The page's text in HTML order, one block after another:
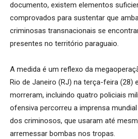
documento, existem elementos
comprovados para sustentar que
criminosas transnacionais se
presentes no território paraguaio.
A medida é um reflexo da
Rio de Janeiro (RJ) na terça-feira (28)
morreram, incluindo quatro policiais
ofensiva percorreu a imprensa
dos criminosos, que usaram até
arremessar bombas nos tropas.